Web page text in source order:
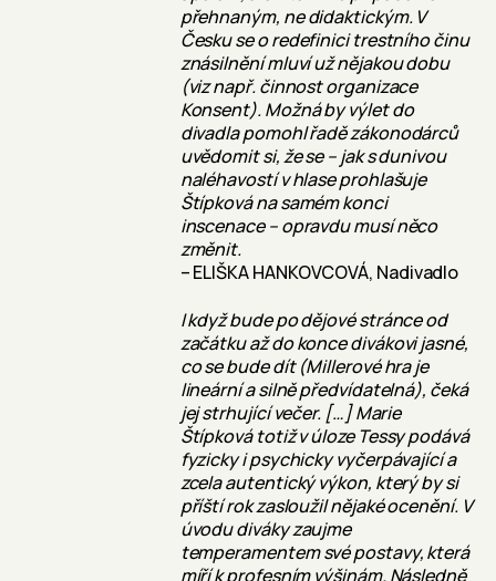
přehnaným, ne didaktickým. V
Česku se o redefinici trestního činu
znásilnění mluví už nějakou dobu
(viz např. činnost organizace
Konsent). Možná by výlet do
divadla pomohl řadě zákonodárců
uvědomit si, že se – jak s dunivou
naléhavostí v hlase prohlašuje
Štípková na samém konci
inscenace – opravdu musí něco
změnit.
– ELIŠKA HANKOVCOVÁ, Nadivadlo
I když bude po dějové stránce od
začátku až do konce divákovi jasné,
co se bude dít (Millerové hra je
lineární a silně předvídatelná), čeká
jej strhující večer. […] Marie
Štípková totiž v úloze Tessy podává
fyzicky i psychicky vyčerpávající a
zcela autentický výkon, který by si
příští rok zasloužil nějaké ocenění. V
úvodu diváky zaujme
temperamentem své postavy, která
míří k profesním výšinám. Následně